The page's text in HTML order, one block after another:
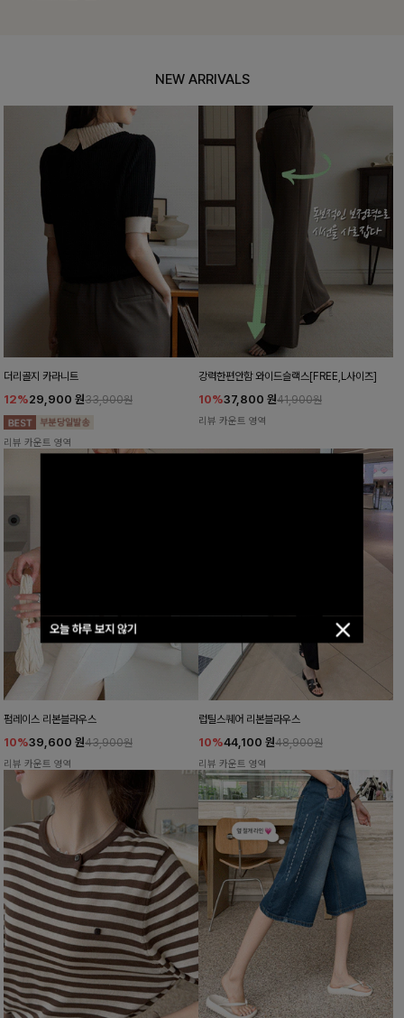
오늘 하루 보지 않기
NEW ARRIVALS
더리골지 카라니트
12%29,900 원33,900원
리뷰 카운트 영역
강력한편안함 와이드슬랙스[FREE,L사이즈]
10%37,800 원41,900원
리뷰 카운트 영역
펌레이스 리본블라우스
10%39,600 원43,900원
리뷰 카운트 영역
럽틸스퀘어 리본블라우스
10%44,100 원48,900원
리뷰 카운트 영역